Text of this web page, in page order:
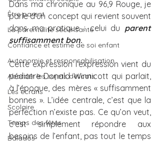
Être parent
La parentalité sécurisante
Confiance et estime de soi enfant
Autonomie et responsabilisation
Aborder les sujets délicats
Les écrans
Scolaire
Temps des fêtes
Balados
Dans ma chronique au 96,9 Rouge, je
parle d’un concept qui revient souvent
dans ma pratique : celui du parent
suffisamment bon.
Cette expression l’expression vient du
pédiatre Donald Winnicott qui parlait,
à l’époque, des mères « suffisamment
bonnes ». L’idée centrale, c’est que la
perfection n’existe pas. Ce qu’on veut,
c’est simplement répondre aux
besoins de l’enfant, pas tout le temps